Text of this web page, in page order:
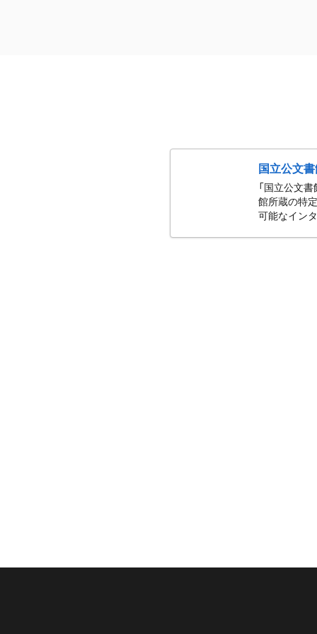
国立公文
「国立公文書
館所蔵の特
可能なイン